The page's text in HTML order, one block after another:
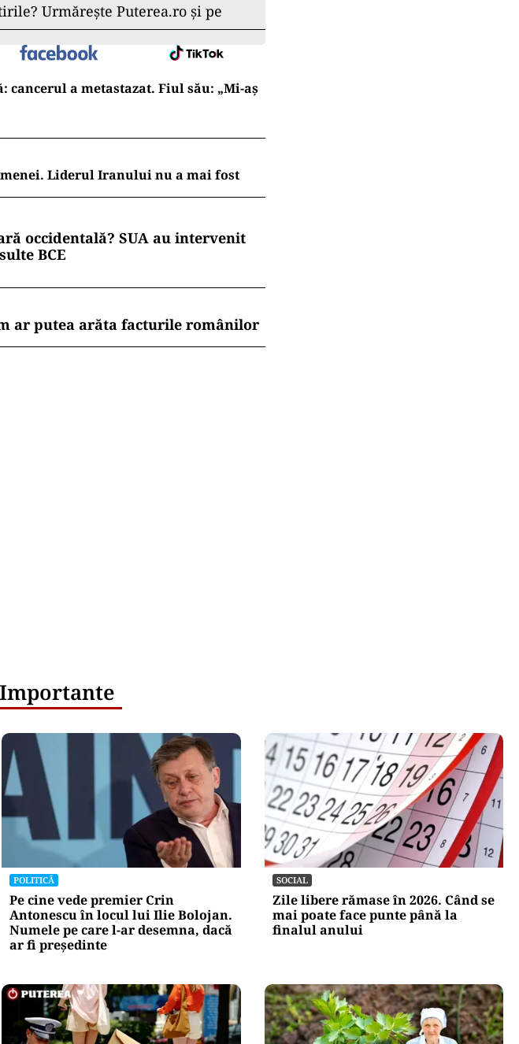
Urmărește Puterea.ro și pe
cancerul a metastazat. Fiul său: „Mi-aș
Liderul Iranului nu a mai fost
occidentală? SUA au intervenit
BCE
ar putea arăta facturile românilor
POLITICĂ
Pe cine vede premier Crin
Antonescu în locul lui Ilie Bolojan.
Numele pe care l-ar desemna, dacă
ar fi președinte
SOCIAL
Zile libere rămase în 2026. Când se
mai poate face punte până la
finalul anului